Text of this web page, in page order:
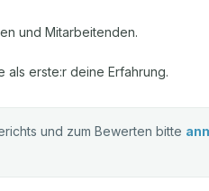
und Mitarbeitenden.
als erste:r deine Erfahrung.
und zum Bewerten bitte